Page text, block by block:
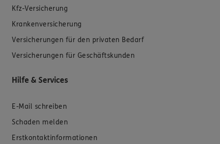
Kfz-Versicherung
Krankenversicherung
Versicherungen für den privaten Bedarf
Versicherungen für Geschäftskunden
Hilfe & Services
E-Mail schreiben
Schaden melden
Erstkontaktinformationen